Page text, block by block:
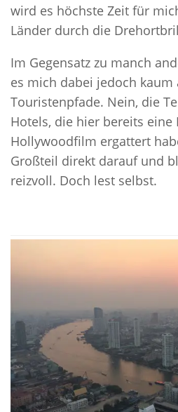
wird es höchste Zeit für
Länder durch die
Im Gegensatz zu manch
es mich dabei jedoch
Touristenpfade. Nein, die
Hotels, die hier bereits
Hollywoodfilm ergattert
Großteil direkt darauf und
reizvoll. Doch lest selbst.